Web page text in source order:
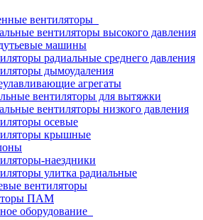
вентиляторы
вентиляторы высокого давления
машины
радиальные среднего давления
дымоудаления
агрегаты
вентиляторы для вытяжки
вентиляторы низкого давления
осевые
крышные
наездники
улитка радиальные
вентиляторы
ПАМ
оборудование